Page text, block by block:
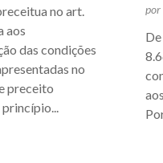
no art.
aos
das condições
no
preceito
por